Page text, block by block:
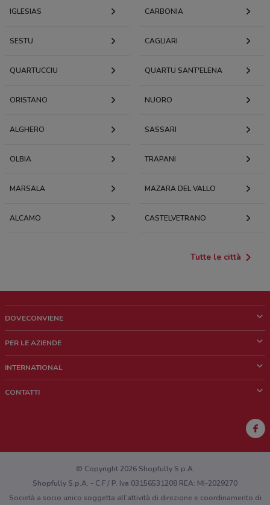
IGLESIAS CARBONIA
SESTU CAGLIARI
QUARTUCCIU QUARTU SANT'ELENA
ORISTANO NUORO
ALGHERO SASSARI
OLBIA TRAPANI
MARSALA MAZARA DEL VALLO
ALCAMO CASTELVETRANO
Tutte le città
DOVECONVIENE
Chi siamo
Lavora con noi
PER LE AZIENDE
Richieste commerciali e marketing
INTERNATIONAL
CONTATTI
Hai un malfunzionamento sul web o sull'app?
© Copyright 2026 Shopfully S.p.A.
Shopfully S.p.A. - C.F / P. Iva 03156531208 REA: MI-2029270
Società a socio unico soggetta all’attività di direzione e coordinamento di